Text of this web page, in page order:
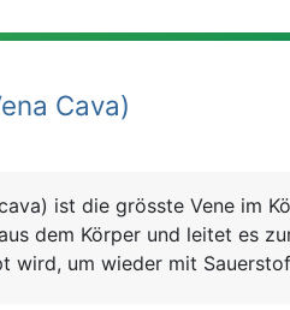
Cava)
ist die grösste Vene im
dem Körper und leitet es
wird, um wieder mit